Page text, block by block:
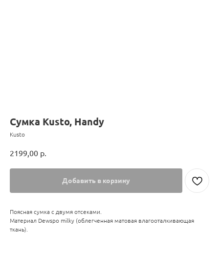
Сумка Kusto, Handy
Kusto
2199,00 р.
Добавить в корзину
Поясная сумка с двумя отсеками.
Материал Dewspo milky (облегченная матовая влагооталкивающая
ткань).